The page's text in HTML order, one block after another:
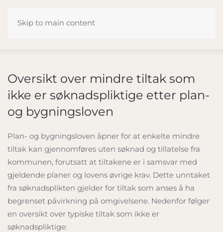
Skip to main content
Oversikt over mindre tiltak som
ikke er søknadspliktige etter plan-
og bygningsloven
Plan- og bygningsloven åpner for at enkelte mindre
tiltak kan gjennomføres uten søknad og tillatelse fra
kommunen, forutsatt at tiltakene er i samsvar med
gjeldende planer og lovens øvrige krav. Dette unntaket
fra søknadsplikten gjelder for tiltak som anses å ha
begrenset påvirkning på omgivelsene. Nedenfor følger
en oversikt over typiske tiltak som ikke er
søknadspliktige: